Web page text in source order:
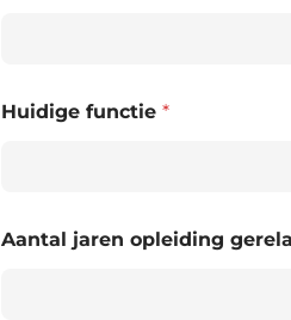
Huidige functie *
Aantal jaren opleiding